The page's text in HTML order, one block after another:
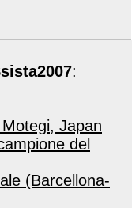
:
Japan
del
(Barcellona-